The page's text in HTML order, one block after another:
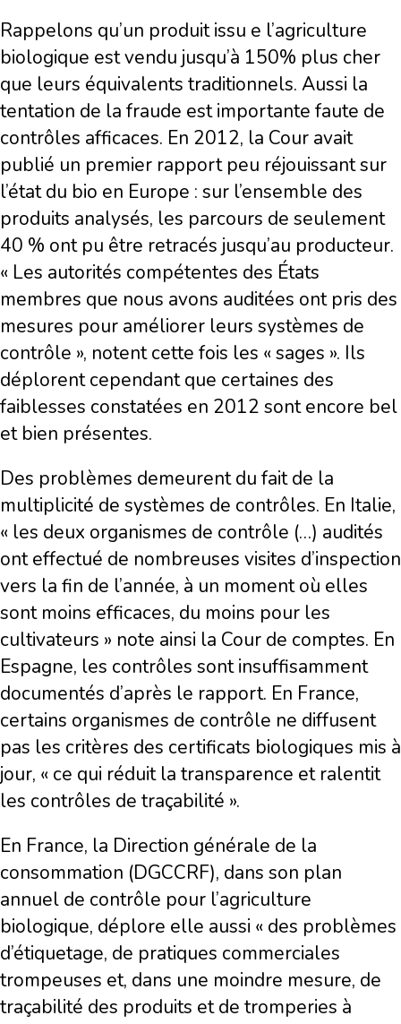
Rappelons qu’un produit issu e l’agriculture
biologique est vendu jusqu’à 150% plus cher
que leurs équivalents traditionnels. Aussi la
tentation de la fraude est importante faute de
contrôles afficaces. En 2012, la Cour avait
publié un premier rapport peu réjouissant sur
l’état du bio en Europe : sur l’ensemble des
produits analysés, les parcours de seulement
40 % ont pu être retracés jusqu’au producteur.
« Les autorités compétentes des États
membres que nous avons auditées ont pris des
mesures pour améliorer leurs systèmes de
contrôle », notent cette fois les « sages ». Ils
déplorent cependant que certaines des
faiblesses constatées en 2012 sont encore bel
et bien présentes.
Des problèmes demeurent du fait de la
multiplicité de systèmes de contrôles. En Italie,
« les deux organismes de contrôle (…) audités
ont effectué de nombreuses visites d’inspection
vers la fin de l’année, à un moment où elles
sont moins efficaces, du moins pour les
cultivateurs » note ainsi la Cour de comptes. En
Espagne, les contrôles sont insuffisamment
documentés d’après le rapport. En France,
certains organismes de contrôle ne diffusent
pas les critères des certificats biologiques mis à
jour, « ce qui réduit la transparence et ralentit
les contrôles de traçabilité ».
En France, la Direction générale de la
consommation (DGCCRF), dans son plan
annuel de contrôle pour l’agriculture
biologique, déplore elle aussi « des problèmes
d’étiquetage, de pratiques commerciales
trompeuses et, dans une moindre mesure, de
traçabilité des produits et de tromperies à